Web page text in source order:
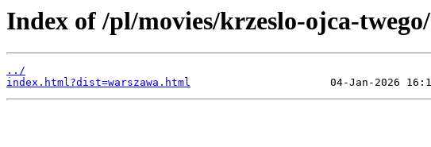
Index of /pl/movies/krzeslo-ojca-twego/
../
index.html?dist=warszawa.html